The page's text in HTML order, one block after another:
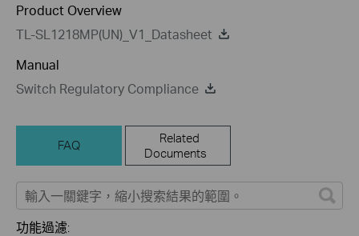
Product Overview
TL-SL1218MP(UN)_V1_Datasheet
Manual
Switch Regulatory Compliance
FAQ
Related
Documents
功能過濾: